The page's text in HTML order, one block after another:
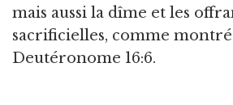
mais aussi la dîme et les
sacrificielles, comme montré
Deutéronome 16:6.